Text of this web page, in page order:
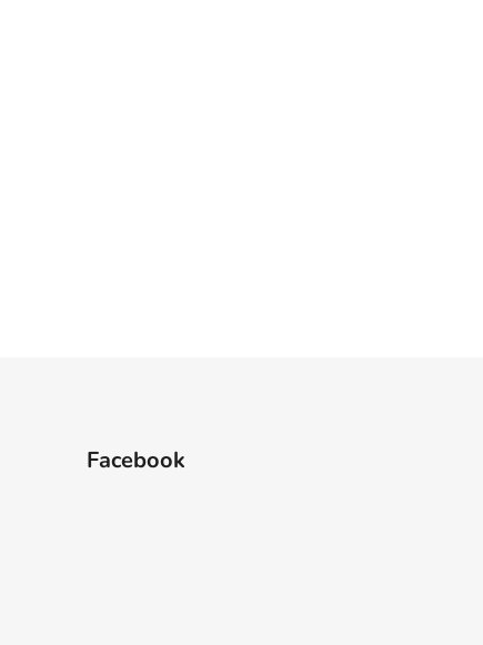
Facebook